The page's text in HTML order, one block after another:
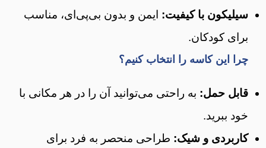
سیلیکون با کیفیت: ایمن و بدون بی‌پی‌ای، مناسب
برای کودکان.
چرا این کاسه را انتخاب کنیم؟
قابل حمل: به راحتی می‌توانید آن را در هر مکانی با
خود ببرید.
کاربردی و شیک: طراحی منحصر به فرد برای